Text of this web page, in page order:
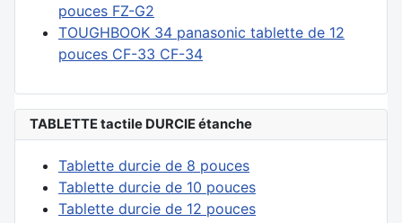
pouces FZ-G2
TOUGHBOOK 34 panasonic tablette de 12
pouces CF-33 CF-34
TABLETTE tactile DURCIE étanche
Tablette durcie de 8 pouces
Tablette durcie de 10 pouces
Tablette durcie de 12 pouces